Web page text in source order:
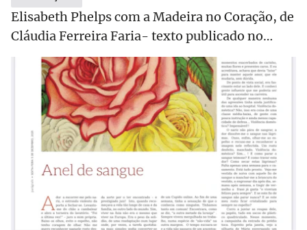
Conferências de Primavera, no Centro Científico e Cultural de
Macau e no Congresso Do CHAM , intitulado History, Culture
and Heritage 2025: Fears, Beliefs and Representations
(online, por motivos de força maior). Ainda a participação em
2 júris de mestrado e 2 júris de prémios literários. Por tudo e
a todos, a minha gratidão e os votos de felicidades para 2026!
Elisabeth Phelps com a Madeira no Coração, de
Cláudia Ferreira Faria- texto publicado no
Açoriano Oriental